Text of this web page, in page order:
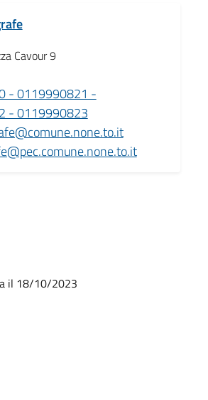
Cavour 9
- 0119990821 -
- 0119990823
il 18/10/2023